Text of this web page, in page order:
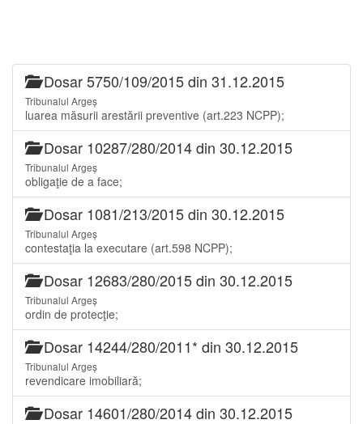
Dosar 5750/109/2015 din 31.12.2015
Tribunalul Argeș
luarea măsurii arestării preventive (art.223 NCPP);
Dosar 10287/280/2014 din 30.12.2015
Tribunalul Argeș
obligaţie de a face;
Dosar 1081/213/2015 din 30.12.2015
Tribunalul Argeș
contestaţia la executare (art.598 NCPP);
Dosar 12683/280/2015 din 30.12.2015
Tribunalul Argeș
ordin de protecţie;
Dosar 14244/280/2011* din 30.12.2015
Tribunalul Argeș
revendicare imobiliară;
Dosar 14601/280/2014 din 30.12.2015